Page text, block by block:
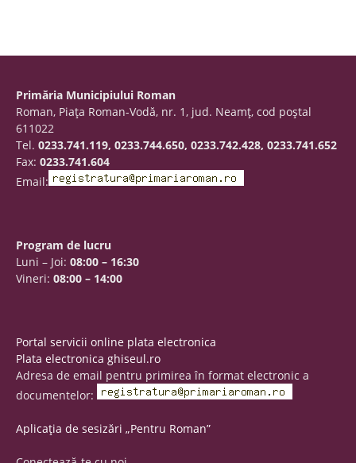
Primăria Municipiului Roman
Roman, Piaţa Roman-Vodă, nr. 1, jud. Neamţ, cod poştal
611022
Tel. 0233.741.119, 0233.744.650, 0233.742.428, 0233.741.652
Fax: 0233.741.604
Email:
Program de lucru
Luni – Joi: 08:00 – 16:30
Vineri: 08:00 – 14:00
Portal servicii online plata electronica
Plata electronica ghiseul.ro
Adresa de email pentru primirea în format electronic a
documentelor:
Aplicația de sesizări „Pentru Roman”